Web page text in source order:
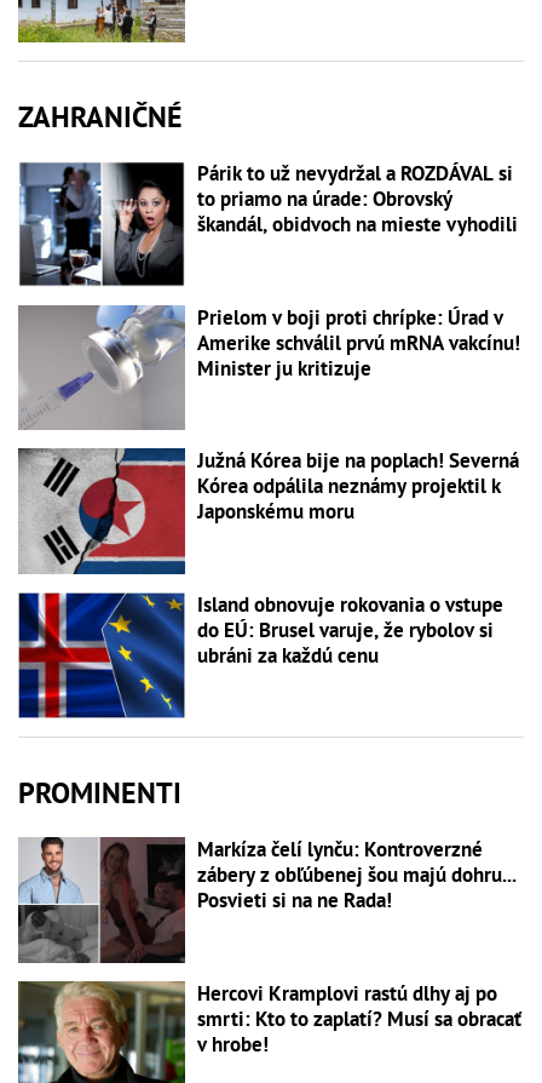
ZAHRANIČNÉ
Párik to už nevydržal a ROZDÁVAL si
to priamo na úrade: Obrovský
škandál, obidvoch na mieste vyhodili
Prielom v boji proti chrípke: Úrad v
Amerike schválil prvú mRNA vakcínu!
Minister ju kritizuje
Južná Kórea bije na poplach! Severná
Kórea odpálila neznámy projektil k
Japonskému moru
Island obnovuje rokovania o vstupe
do EÚ: Brusel varuje, že rybolov si
ubráni za každú cenu
PROMINENTI
Markíza čelí lynču: Kontroverzné
zábery z obľúbenej šou majú dohru...
Posvieti si na ne Rada!
Hercovi Kramplovi rastú dlhy aj po
smrti: Kto to zaplatí? Musí sa obracať
v hrobe!